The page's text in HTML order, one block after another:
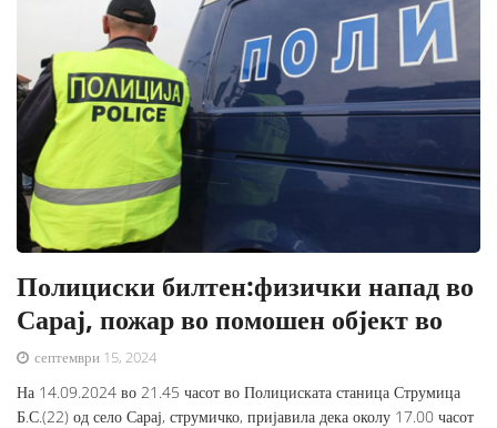
Полициски билтен:физички напад во
Сарај, пожар во помошен објект во
септември 15, 2024
На 14.09.2024 во 21.45 часот во Полициската станица Струмица
Б.С.(22) од село Сарај, струмичко, пријавила дека околу 17.00 часот